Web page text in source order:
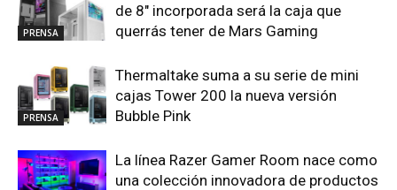
PRENSA
de 8″ incorporada será la caja que
querrás tener de Mars Gaming
PRENSA
Thermaltake suma a su serie de mini
cajas Tower 200 la nueva versión
Bubble Pink
La línea Razer Gamer Room nace como
una colección innovadora de productos